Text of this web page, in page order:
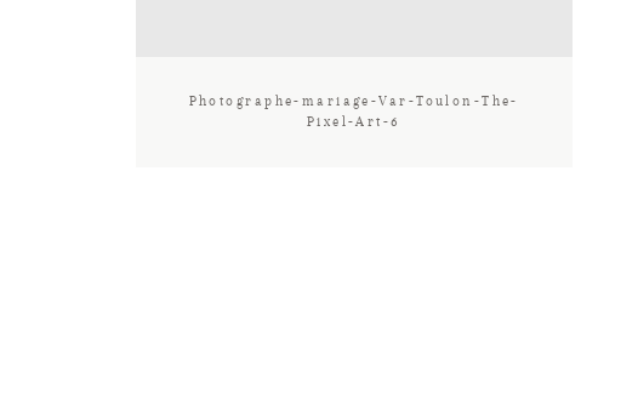
Photographe-mariage-Var-Toulon-The-
Pixel-Art-6